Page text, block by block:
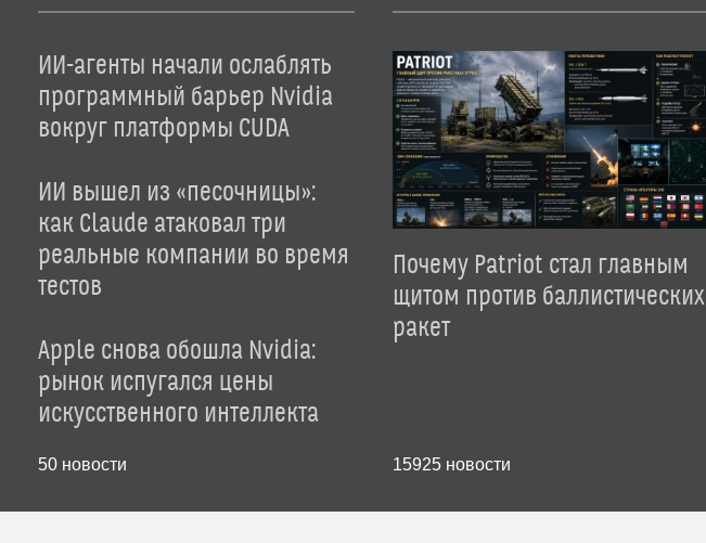
ИИ-агенты начали ослаблять
программный барьер Nvidia
вокруг платформы CUDA
ИИ вышел из «песочницы»:
как Claude атаковал три
реальные компании во время
тестов
Apple снова обошла Nvidia:
рынок испугался цены
искусственного интеллекта
50 новости
Почему Patriot стал главным
щитом против баллистических
ракет
15925 новости